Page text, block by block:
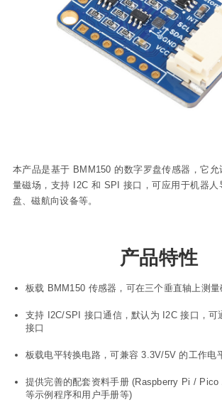
本产品是基于 BMM150 的数字罗盘传感器，它允
量磁场，支持 I2C 和 SPI 接口，可应用于机器人
盘、磁航向设备等。
产品特性
板载 BMM150 传感器，可在三个垂直轴上测量
支持 I2C/SPI 接口通信，默认为 I2C 接口，可
接口
板载电平转换电路，可兼容 3.3V/5V 的工作电
提供完善的配套资料手册 (Raspberry Pi /
等示例程序和用户手册等)